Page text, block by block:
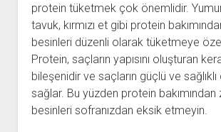
protein tüketmek çok önemlidir.
tavuk, kırmızı et gibi protein
besinleri düzenli olarak tüketmeye
Protein, saçların yapısını oluşturan
bileşenidir ve saçların güçlü ve sağlıklı
sağlar. Bu yüzden protein bakımından
besinleri sofranızdan eksik etmeyin.